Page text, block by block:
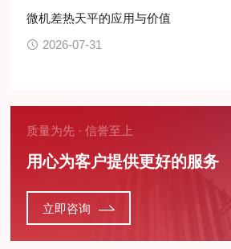
微机差热天平的应用与价值
2026-07-31
质量为先 · 信誉至上
用心为客户提供更好的服务
立即咨询